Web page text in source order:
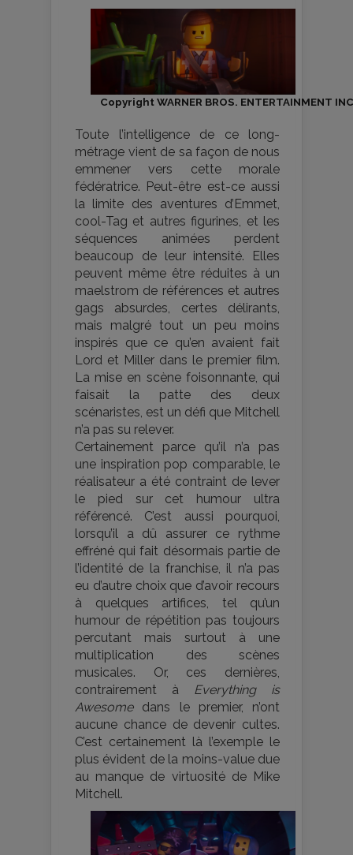
Copyright WARNER BROS. ENTERTAINMENT
Toute l’intelligence de ce long-
métrage vient de sa façon de nous
emmener vers cette morale
fédératrice. Peut-être est-ce aussi
la limite des aventures d’Emmet,
cool-Tag et autres figurines, et les
séquences animées perdent
beaucoup de leur intensité. Elles
peuvent même être réduites à un
maelstrom de références et autres
gags absurdes, certes délirants,
mais malgré tout un peu moins
inspirés que ce qu’en avaient fait
Lord et Miller dans le premier film.
La mise en scène foisonnante, qui
faisait la patte des deux
scénaristes, est un défi que Mitchell
n’a pas su relever.
Certainement parce qu’il n’a pas
une inspiration pop comparable, le
réalisateur a été contraint de lever
le pied sur cet humour ultra
référencé. C’est aussi pourquoi,
lorsqu’il a dû assurer ce rythme
effréné qui fait désormais partie de
l’identité de la franchise, il n’a pas
eu d’autre choix que d’avoir recours
à quelques artifices, tel qu’un
humour de répétition pas toujours
percutant mais surtout à une
multiplication des scènes
musicales. Or, ces dernières,
contrairement à
Everything is
Awesomedans le premier, n’ont
aucune chance de devenir cultes.
C’est certainement là l’exemple le
plus évident de la moins-value due
au manque de virtuosité de Mike
Mitchell.